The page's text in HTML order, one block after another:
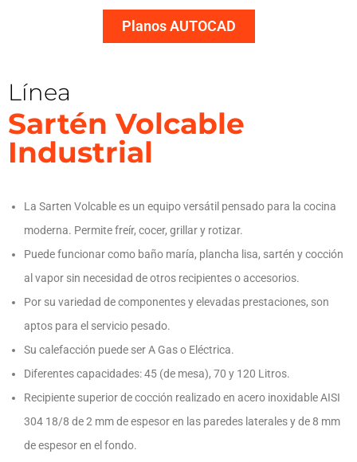
Planos AUTOCAD
Línea
Sartén Volcable
Industrial
La Sarten Volcable es un equipo versátil pensado para la cocina
moderna. Permite freír, cocer, grillar y rotizar.
Puede funcionar como baño maría, plancha lisa, sartén y cocción
al vapor sin necesidad de otros recipientes o accesorios.
Por su variedad de componentes y elevadas prestaciones, son
aptos para el servicio pesado.
Su calefacción puede ser A Gas o Eléctrica.
Diferentes capacidades: 45 (de mesa), 70 y 120 Litros.
Recipiente superior de cocción realizado en acero inoxidable AISI
304 18/8 de 2 mm de espesor en las paredes laterales y de 8 mm
de espesor en el fondo.